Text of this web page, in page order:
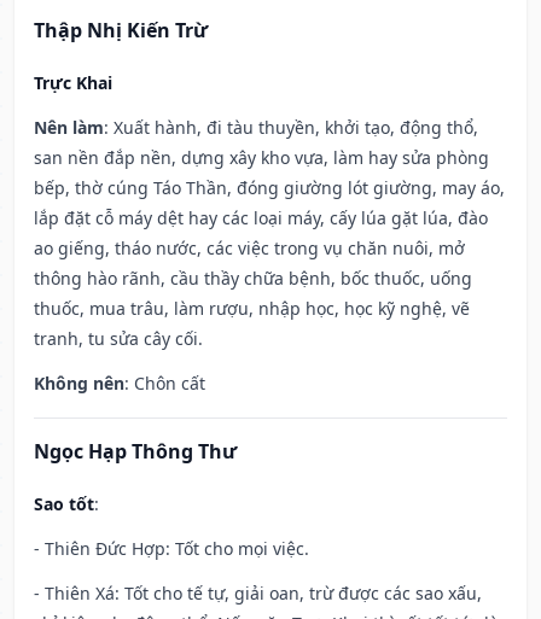
Thập Nhị Kiến Trừ
Trực Khai
Nên làm: Xuất hành, đi tàu thuyền, khởi tạo, động thổ,
san nền đắp nền, dựng xây kho vựa, làm hay sửa phòng
bếp, thờ cúng Táo Thần, đóng giường lót giường, may áo,
lắp đặt cỗ máy dệt hay các loại máy, cấy lúa gặt lúa, đào
ao giếng, tháo nước, các việc trong vụ chăn nuôi, mở
thông hào rãnh, cầu thầy chữa bệnh, bốc thuốc, uống
thuốc, mua trâu, làm rượu, nhập học, học kỹ nghệ, vẽ
tranh, tu sửa cây cối.
Không nên: Chôn cất
Ngọc Hạp Thông Thư
Sao tốt:
- Thiên Đức Hợp: Tốt cho mọi việc.
- Thiên Xá: Tốt cho tế tự, giải oan, trừ được các sao xấu,